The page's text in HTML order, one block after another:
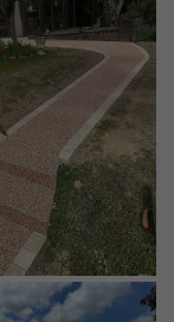
commerciales à
à tout moment en